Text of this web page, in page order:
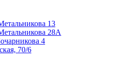
13
28А
4
70/6